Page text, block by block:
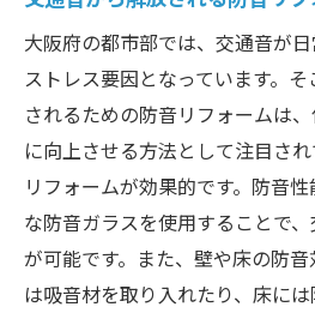
大阪府の都市部では、交通音が
ストレス要因となっています。
されるための防音リフォームは
に向上させる方法として注目さ
リフォームが効果的です。防音
な防音ガラスを使用することで
が可能です。また、壁や床の防
は吸音材を取り入れたり、床に